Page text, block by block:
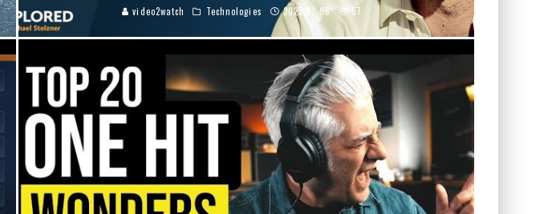
video2watch Technologies 2025-12-06 57